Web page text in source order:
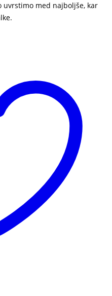
uvrstimo med najboljše, kar